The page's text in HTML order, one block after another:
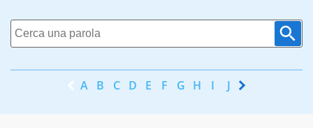
A B C D E F G H I J K